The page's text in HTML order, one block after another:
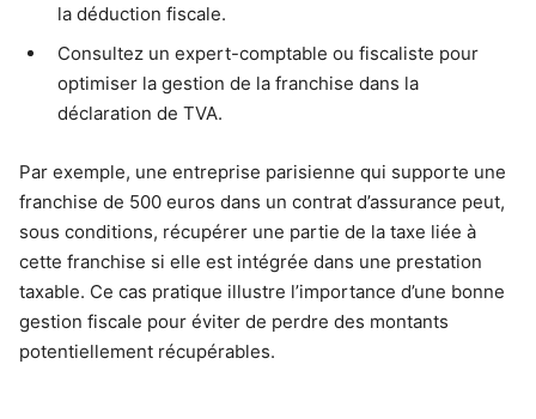
la déduction fiscale.
Consultez un expert-comptable ou fiscaliste pour
optimiser la gestion de la franchise dans la
déclaration de TVA.
Par exemple, une entreprise parisienne qui supporte une
franchise de 500 euros dans un contrat d’assurance peut,
sous conditions, récupérer une partie de la taxe liée à
cette franchise si elle est intégrée dans une prestation
taxable. Ce cas pratique illustre l’importance d’une bonne
gestion fiscale pour éviter de perdre des montants
potentiellement récupérables.